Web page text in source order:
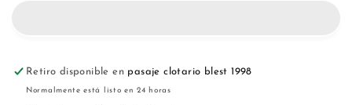
Retiro disponible en pasaje clotario blest 1998
Normalmente está listo en 24 horas